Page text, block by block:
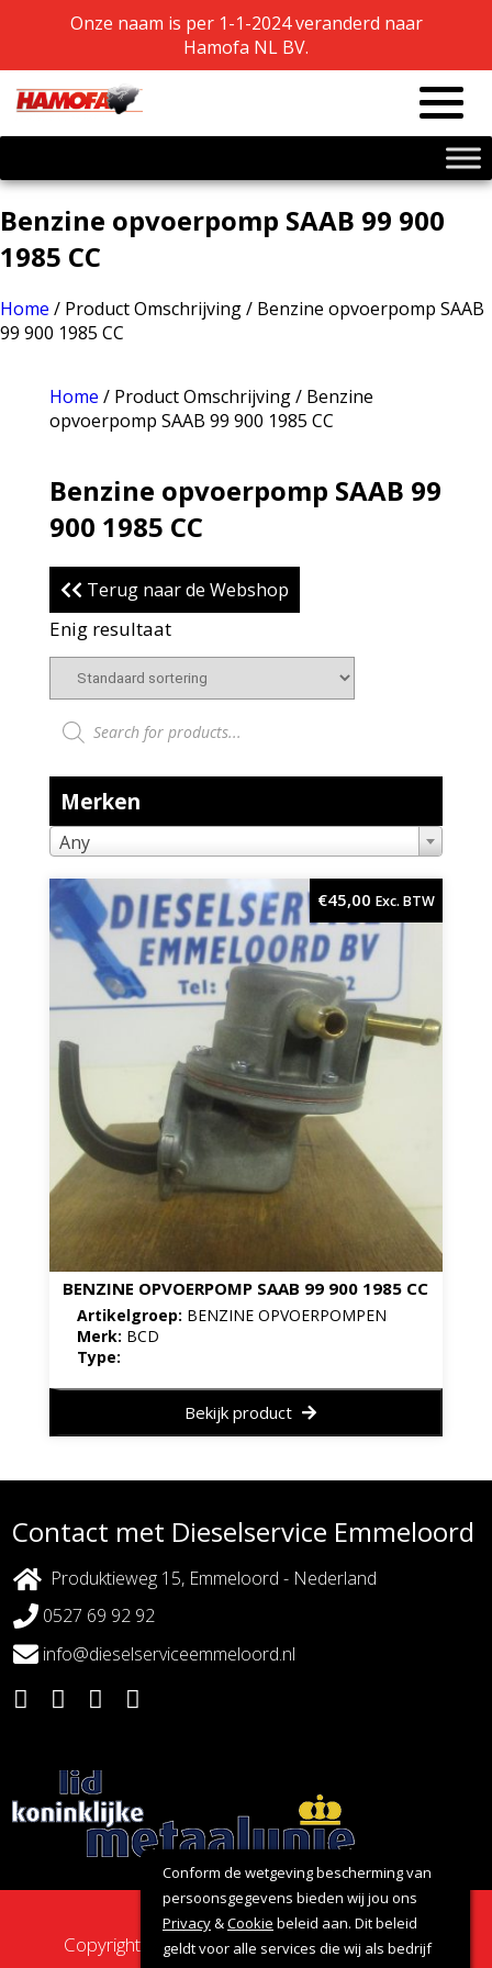
Onze naam is per 1-1-2024 veranderd naar
Hamofa NL BV.
Conform de wetgeving bescherming van
persoonsgegevens bieden wij jou ons
Privacy&Cookie beleid aan. Dit beleid
geldt voor alle services die wij als bedrijf
Onze naam is per 1-1-2024 veranderd naar
Hamofa NL BV.
Benzine opvoerpomp SAAB 99 900
1985 CC
Home / Product Omschrijving / Benzine opvoerpomp SAAB
99 900 1985 CC
Home / Product Omschrijving / Benzine
opvoerpomp SAAB 99 900 1985 CC
Benzine opvoerpomp SAAB 99
900 1985 CC
Terug naar de Webshop
Enig resultaat
Producten zoeken
Merken
Any
BENZINE OPVOERPOMP SAAB 99 900 1985 CC
Artikelgroep: BENZINE OPVOERPOMPEN
Merk: BCD
Type:
€45,00 Exc. BTW
Bekijk product
Contact met Dieselservice Emmeloord
Produktieweg 15, Emmeloord - Nederland
0527 69 92 92
info@dieselserviceemmeloord.nl
Copyright 2026 - Dieselservice Emmeloord |